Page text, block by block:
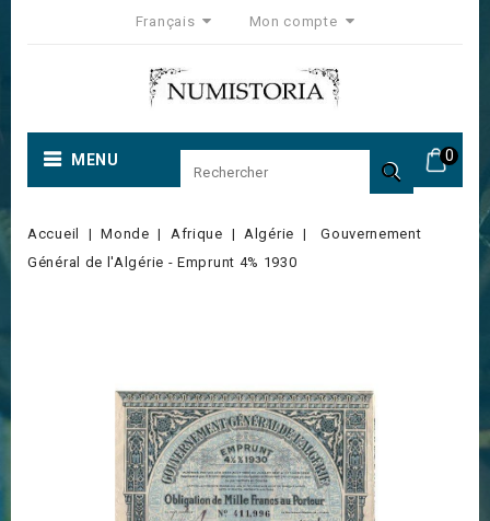
Français Mon compte
0
MENU 
Accueil Monde Afrique Algérie
Gouvernement
Général de l'Algérie - Emprunt 4% 1930